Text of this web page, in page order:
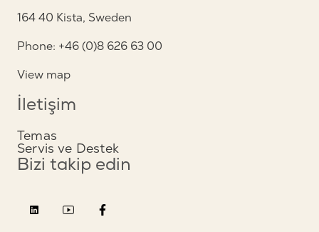
164 40 Kista, Sweden
Phone: +46 (0)8 626 63 00
View map
İletişim
Temas
Servis ve Destek
Bizi takip edin